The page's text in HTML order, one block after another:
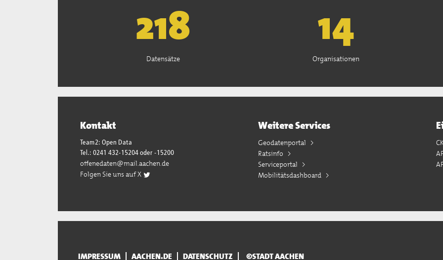
221
Datensätze
15
Organisationen
Kontakt
Team2: Open Data
Tel.: 0241 432-15204 oder -15200
offenedaten@mail.aachen.de
Folgen Sie uns auf X
Weitere Services
Geodatenportal
Ratsinfo
Serviceportal
Mobilitätsdashboard
IMPRESSUM AACHEN.DE DATENSCHUTZ ©STADT AACHEN